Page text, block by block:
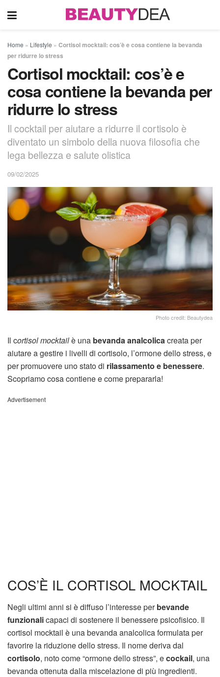
Home » Lifestyle » Cortisol mocktail: cos’è e cosa contiene la bevanda
per ridurre lo stress
Cortisol mocktail: cos’è e
cosa contiene la bevanda per
ridurre lo stress
Il cocktail per aiutare a ridurre il cortisolo è
diventato un simbolo della nuova filosofia che
lega bellezza e salute olistica
09/02/2025
Photo credit: Beautydea
Il cortisol mocktailè una bevanda analcolica creata per
aiutare a gestire i livelli di cortisolo, l’ormone dello stress, e
per promuovere uno stato di rilassamento e benessere.
Scopriamo cosa contiene e come prepararla!
Advertisement
COS’È IL CORTISOL MOCKTAIL
Negli ultimi anni si è diffuso l’interesse perbevande
funzionalicapaci di sostenere il benessere psicofisico. Il
cortisol mocktail è una bevanda analcolica formulata per
favorire la riduzione dello stress. Il nome deriva dal
cortisolo, noto come “ormone dello stress”, ecockail, una
bevanda ottenuta dalla miscelazione di più ingredienti.